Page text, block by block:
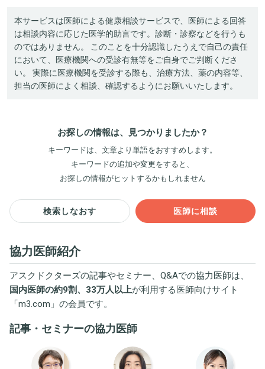
本サービスは医師による健康相談サービスで、医師による回答
は相談内容に応じた医学的助言です。診断・診察などを行うも
のではありません。 このことを十分認識したうえで自己の責任
において、医療機関への受診有無等をご自身でご判断くださ
い。 実際に医療機関を受診する際も、治療方法、薬の内容等、
担当の医師によく相談、確認するようにお願いいたします。
お探しの情報は、見つかりましたか？
キーワードは、文章より単語をおすすめします。
キーワードの追加や変更をすると、
お探しの情報がヒットするかもしれません
検索しなおす 医師に相談
協力医師紹介
アスクドクターズの記事やセミナー、Q&Aでの協力医師は、
国内医師の約9割、33万人以上が利用する医師向けサイト
「m3.com 」の会員です。
記事・セミナーの協力医師